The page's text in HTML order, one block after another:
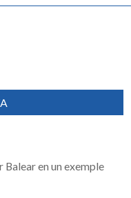
Balear en un exemple